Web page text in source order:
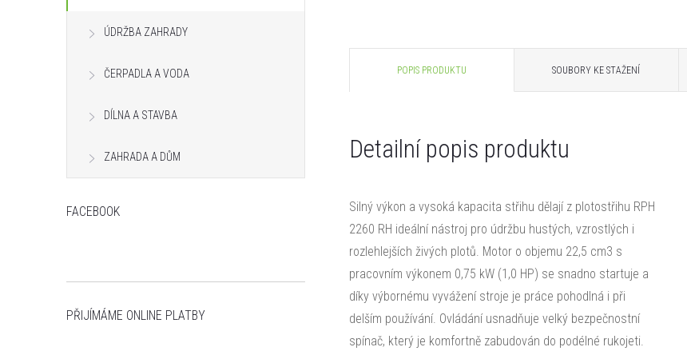
a
ÚDRŽBA ZAHRADY
ČERPADLA A VODA
DÍLNA A STAVBA
ZAHRADA A DŮM
FACEBOOK
PŘIJÍMÁME ONLINE PLATBY
POPIS PRODUKTU SOUBORY KE STAŽENÍ
Detailní popis produktu
Silný výkon a vysoká kapacita střihu dělají z plotostřihu RPH
2260 RH ideální nástroj pro údržbu hustých, vzrostlých i
rozlehlejších živých plotů. Motor o objemu 22,5 cm3 s
pracovním výkonem 0,75 kW (1,0 HP) se snadno startuje a
díky výbornému vyvážení stroje je práce pohodlná i při
delším používání. Ovládání usnadňuje velký bezpečnostní
spínač, který je komfortně zabudován do podélné rukojeti.